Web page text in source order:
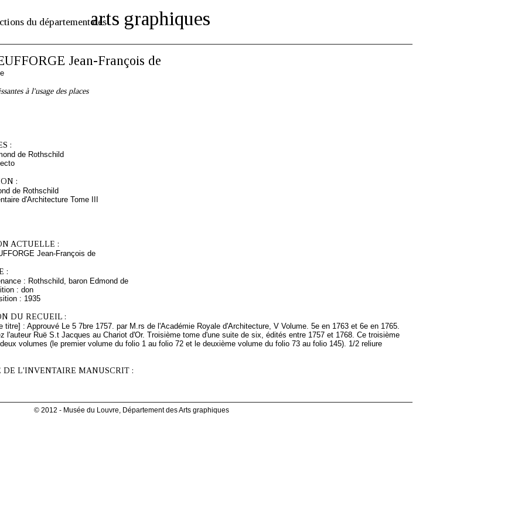
du département desarts graphiques
Jean-François de
à l'usage des places
:
de Rothschild
:
de Rothschild
d'Architecture Tome III
ACTUELLE :
Jean-François de
:
: Rothschild, baron Edmond de
: don
: 1935
DU RECUEIL :
titre] : Approuvé Le 5 7bre 1757. par M.rs de l'Académie Royale d'Architecture, V Volume. 5e en 1763 et 6e en 1765.
l'auteur Ruë S.t Jacques au Chariot d'Or. Troisième tome d'une suite de six, édités entre 1757 et 1768. Ce troisième
volumes (le premier volume du folio 1 au folio 72 et le deuxième volume du folio 73 au folio 145). 1/2 reliure
DE L'INVENTAIRE MANUSCRIT :
© 2012 - Musée du Louvre, Département des Arts graphiques